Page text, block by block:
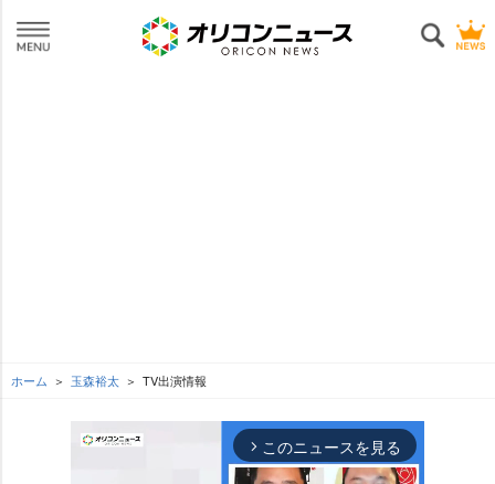
ホーム 玉森裕太 TV出演情報
arrow_forward_ios このニュースを見る